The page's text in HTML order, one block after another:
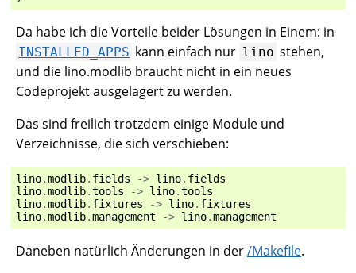
Da habe ich die Vorteile beider Lösungen in Einem: in
INSTALLED_APPS kann einfach nur lino stehen,
und die lino.modlib braucht nicht in ein neues
Codeprojekt ausgelagert zu werden.
Das sind freilich trotzdem einige Module und
Verzeichnisse, die sich verschieben:
lino.modlib. fields -> lino. fields
lino.modlib.tools -> lino.tools
lino.modlib. fixtures -> lino. fixtures
lino.modlib.management -> lino.management
Daneben natürlich Änderungen in der/Makefile.